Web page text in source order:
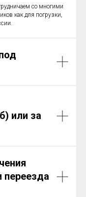
со многими
как для погрузки,
или за
переезда